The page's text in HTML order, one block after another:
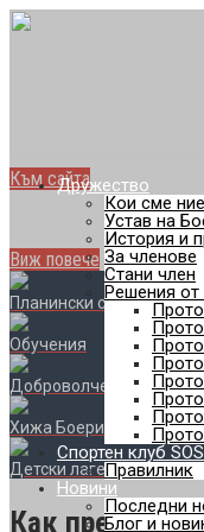
Дружество
Кои сме ние
Устав на
История и
За членове
Стани член
Решения
Спортен клуб SOS
Правилник
Новини
Последни
Блог и
Към сайта
Планински
Виж повече
Планински спортове
Обучения
Доброволчество
Хижа Боерица
Детски лагери
Как